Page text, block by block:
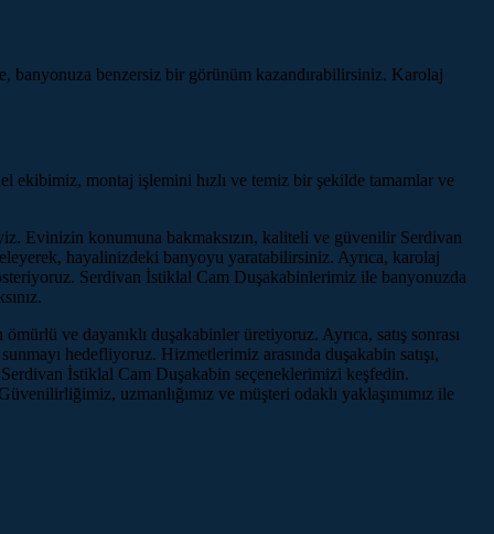
banyonuza benzersiz bir görünüm kazandırabilirsiniz. Karolaj
ekibimiz, montaj işlemini hızlı ve temiz bir şekilde tamamlar ve
Evinizin konumuna bakmaksızın, kaliteli ve güvenilir Serdivan
hayalinizdeki banyoyu yaratabilirsiniz. Ayrıca, karolaj
Serdivan İstiklal Cam Duşakabinlerimiz ile banyonuzda
ve dayanıklı duşakabinler üretiyoruz. Ayrıca, satış sonrası
hedefliyoruz. Hizmetlerimiz arasında duşakabin satışı,
İstiklal Cam Duşakabin seçeneklerimizi keşfedin.
uzmanlığımız ve müşteri odaklı yaklaşımımız ile